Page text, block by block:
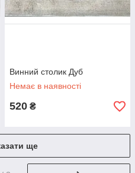
Винний столик Дуб
Немає в наявності
520 ₴
ще